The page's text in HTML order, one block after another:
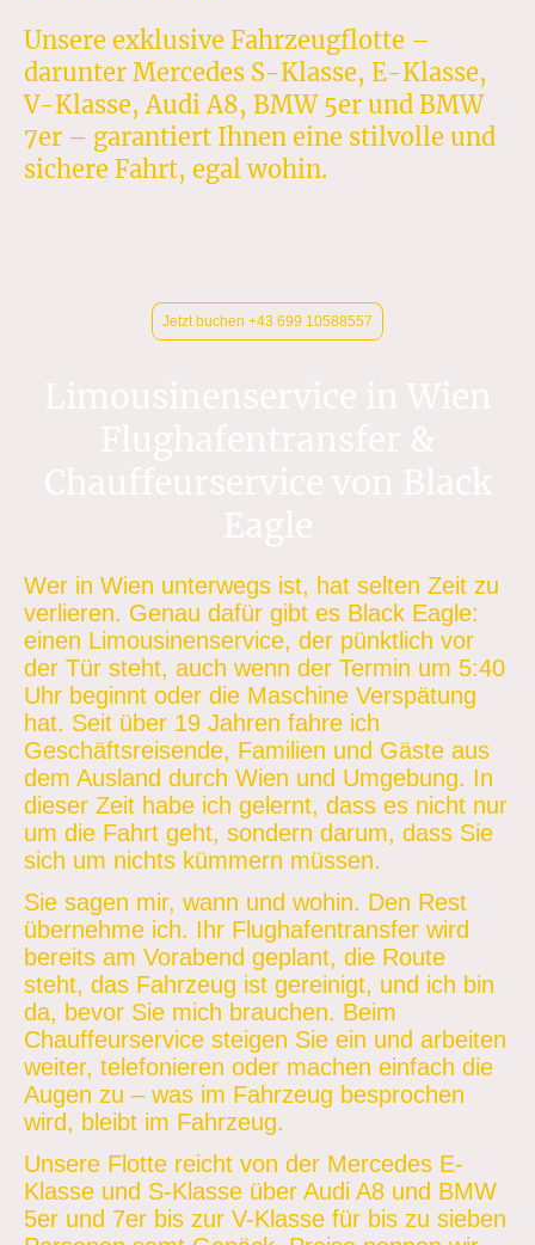
Unsere exklusive Fahrzeugflotte –
darunter Mercedes S-Klasse, E-Klasse,
V-Klasse, Audi A8, BMW 5er und BMW
7er – garantiert Ihnen eine stilvolle und
sichere Fahrt, egal wohin.
Jetzt buchen +43 699 10588557
Wer in Wien unterwegs ist, hat selten Zeit zu
verlieren. Genau dafür gibt es Black Eagle:
einen Limousinenservice, der pünktlich vor
der Tür steht, auch wenn der Termin um 5:40
Uhr beginnt oder die Maschine Verspätung
hat. Seit über 19 Jahren fahre ich
Geschäftsreisende, Familien und Gäste aus
dem Ausland durch Wien und Umgebung. In
dieser Zeit habe ich gelernt, dass es nicht nur
um die Fahrt geht, sondern darum, dass Sie
sich um nichts kümmern müssen.
Sie sagen mir, wann und wohin. Den Rest
übernehme ich. Ihr Flughafentransfer wird
bereits am Vorabend geplant, die Route
steht, das Fahrzeug ist gereinigt, und ich bin
da, bevor Sie mich brauchen. Beim
Chauffeurservice steigen Sie ein und arbeiten
weiter, telefonieren oder machen einfach die
Augen zu – was im Fahrzeug besprochen
wird, bleibt im Fahrzeug.
Unsere Flotte reicht von der Mercedes E-
Klasse und S-Klasse über Audi A8 und BMW
5er und 7er bis zur V-Klasse für bis zu sieben